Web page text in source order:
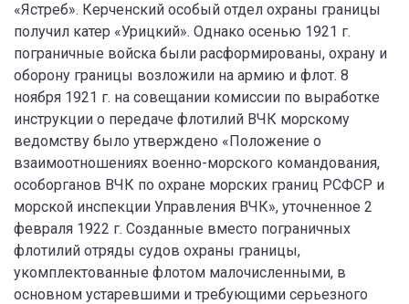
«Ястреб». Керченский особый отдел охраны границы
получил катер «Урицкий». Однако осенью 1921 г.
пограничные войска были расформированы, охрану и
оборону границы возложили на армию и флот. 8
ноября 1921 г. на совещании комиссии по выработке
инструкции о передаче флотилий ВЧК морскому
ведомству было утверждено «Положение о
взаимоотношениях военно-морского командования,
особорганов ВЧК по охране морских границ РСФСР и
морской инспекции Управления ВЧК», уточненное 2
февраля 1922 г. Созданные вместо пограничных
флотилий отряды судов охраны границы,
укомплектованные флотом малочисленными, в
основном устаревшими и требующими серьезного